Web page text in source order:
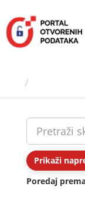
sadržaj
Prikaži
Poredaj